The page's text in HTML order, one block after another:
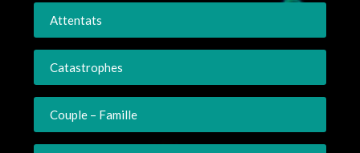
Attentats
Catastrophes
Couple – Famille